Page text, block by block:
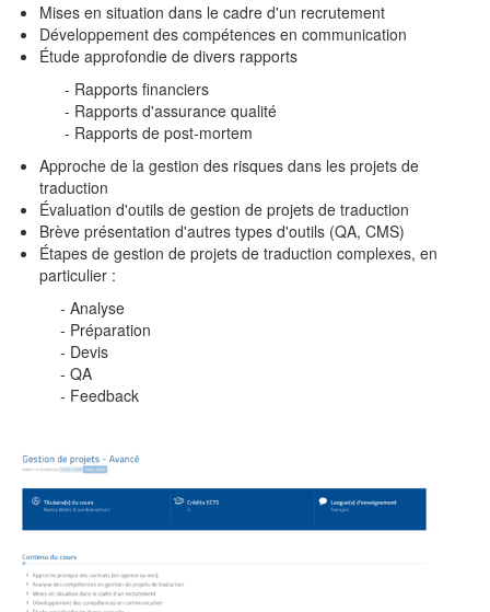
Mises en situation dans le cadre d'un recrutement
Développement des compétences en communication
Étude approfondie de divers rapports
- Rapports financiers
- Rapports d'assurance qualité
- Rapports de post-mortem
Approche de la gestion des risques dans les projets de
traduction
Évaluation d'outils de gestion de projets de traduction
Brève présentation d'autres types d'outils (QA, CMS)
Étapes de gestion de projets de traduction complexes, en
particulier :
- Analyse
- Préparation
- Devis
- QA
- Feedback